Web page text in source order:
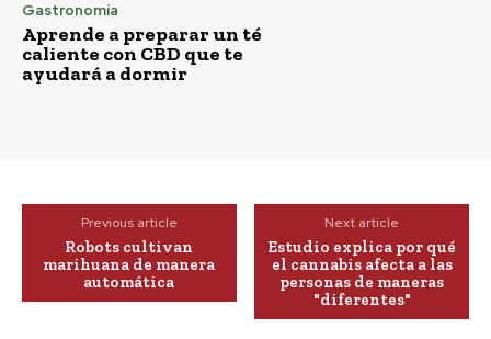
Gastronomía
Aprende a preparar un té
caliente con CBD que te
ayudará a dormir
Previous article
Robots cultivan
marihuana de manera
automática
Next article
Estudio explica por qué
el cannabis afecta a las
personas de maneras
"diferentes"